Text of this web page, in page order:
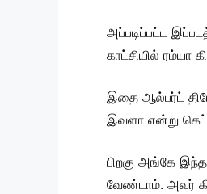
அப்படிப்பட்ட
காட்சியில் ரம்யா
இதை ஆல்பர்ட்
இவளா என்று
பிறகு அங்கே
வேண்டாம். அவர்